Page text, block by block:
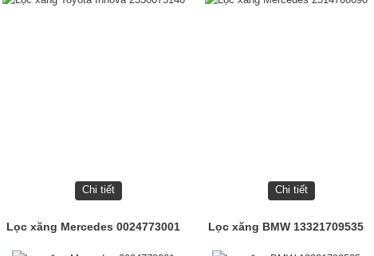
Chi tiết Chi tiết
Lọc xăng Mercedes 0024773001 Lọc xăng BMW 13321709535